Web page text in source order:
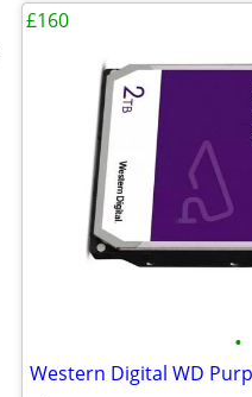
•
Western Digital WD
£160